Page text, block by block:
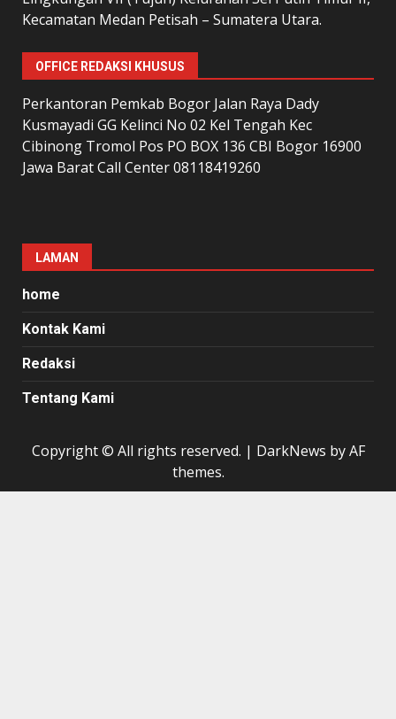
Kecamatan Medan Petisah – Sumatera Utara.
OFFICE REDAKSI KHUSUS
Perkantoran Pemkab Bogor Jalan Raya Dady
Kusmayadi GG Kelinci No 02 Kel Tengah Kec
Cibinong Tromol Pos PO BOX 136 CBI Bogor 16900
Jawa Barat Call Center 08118419260
LAMAN
home
Kontak Kami
Redaksi
Tentang Kami
Copyright © All rights reserved. | DarkNews by AF
themes.